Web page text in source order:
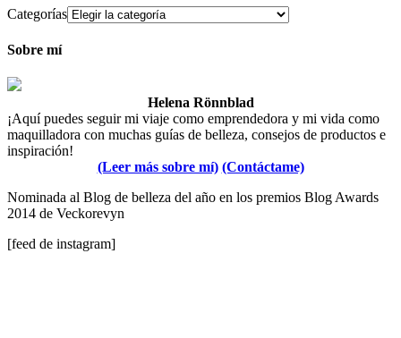
Categorías
Sobre mí
Helena Rönnblad
¡Aquí puedes seguir mi viaje como emprendedora y mi vida como
maquilladora con muchas guías de belleza, consejos de productos e
inspiración!
(Leer más sobre mí) (Contáctame)
Nominada al Blog de belleza del año en los premios Blog Awards
2014 de Veckorevyn
[feed de instagram]